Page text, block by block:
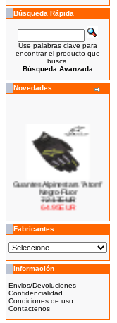
Búsqueda Rápida
Use palabras clave para
encontrar el producto que
busca.
Búsqueda Avanzada
Novedades
Guantes Alpinestars "Atom"
Negro-Fluor
72.17EUR
64.95EUR
---------
Bicicleta Eléctrica Niño 100w
14''
425.00EUR
---------
Fabricantes
Información
Envios/Devoluciones
Confidencialidad
Condiciones de uso
Contactenos